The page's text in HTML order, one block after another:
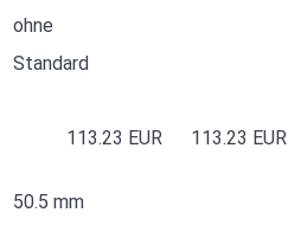
ohne
Standard
113.23 EUR 113.23 EUR
50.5 mm